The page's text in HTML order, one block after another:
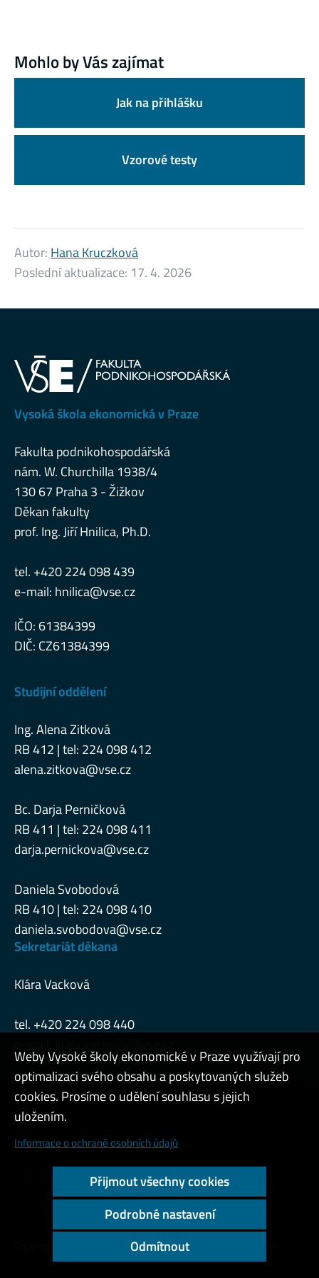
Mohlo by Vás zajímat
Jak na přihlášku
Vzorové testy
Autor: Hana Kruczková
Poslední aktualizace: 17. 4. 2026
Vysoká škola ekonomická v Praze
Fakulta podnikohospodářská
nám. W. Churchilla 1938/4
130 67 Praha 3 - Žižkov
Děkan fakulty
prof. Ing. Jiří Hnilica, Ph.D.
tel. +420 224 098 439
e-mail: hnilica@vse.cz
IČO: 61384399
DIČ: CZ61384399
Studijní oddělení
Ing. Alena Zitková
RB 412 | tel: 224 098 412
alena.zitkova@vse.cz
Bc. Darja Perničková
RB 411 | tel: 224 098 411
darja.pernickova@vse.cz
Daniela Svobodová
RB 410 | tel: 224 098 410
daniela.svobodova@vse.cz
Sekretariát děkana
Klára Vacková
tel. +420 224 098 440
Admin
Cookies a ochrana osobních údajů
Přístupnost webu
Copyright © 2000 - 2026 Vysoká škola ekonomická v Praze
Weby Vysoké školy ekonomické v Praze využívají pro
optimalizaci svého obsahu a poskytovaných služeb
cookies. Prosíme o udělení souhlasu s jejich
uložením.
Informace o ochraně osobních údajů
Přijmout všechny cookies
Podrobné nastavení
Odmítnout